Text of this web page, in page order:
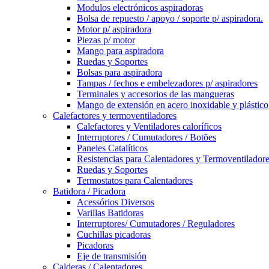
Modulos electrónicos aspiradoras
Bolsa de repuesto / apoyo / soporte p/ aspiradora.
Motor p/ aspiradora
Piezas p/ motor
Mango para aspiradora
Ruedas y Soportes
Bolsas para aspiradora
Tampas / fechos e embelezadores p/ aspiradores
Terminales y accesorios de las mangueras
Mango de extensión en acero inoxidable y plástico
Calefactores y termoventiladores
Calefactores y Ventiladores caloríficos
Interruptores / Cumutadores / Botões
Paneles Catalíticos
Resistencias para Calentadores y
Ruedas y Soportes
Termostatos para Calentadores
Batidora / Picadora
Acessórios Diversos
Varillas Batidoras
Interruptores/ Cumutadores / Reguladores
Cuchillas picadoras
Picadoras
Eje de transmisión
Calderas / Calentadores